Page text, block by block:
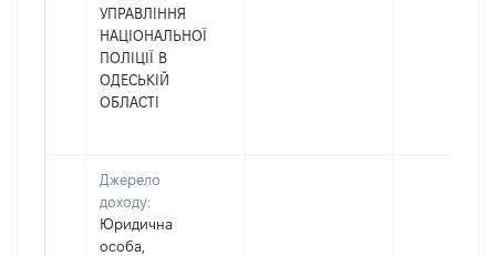
УПРАВЛІННЯ
НАЦІОНАЛЬНОЇ
ПОЛІЦІЇ В
ОДЕСЬКІЙ
ОБЛАСТІ
Джерело
доходу:
Юридична
особа,